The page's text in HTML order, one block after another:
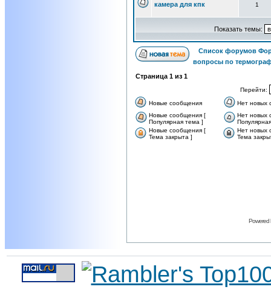
камера для кпк 1
Показать темы:
Список форумов
вопросы по
Страница 1 из 1
Перейти:
Новые сообщения
Нет новых
Новые сообщения [
Популярная тема ]
Нет новых
Новые сообщения [
Тема закрыта ]
Нет новых
Тема
Powered